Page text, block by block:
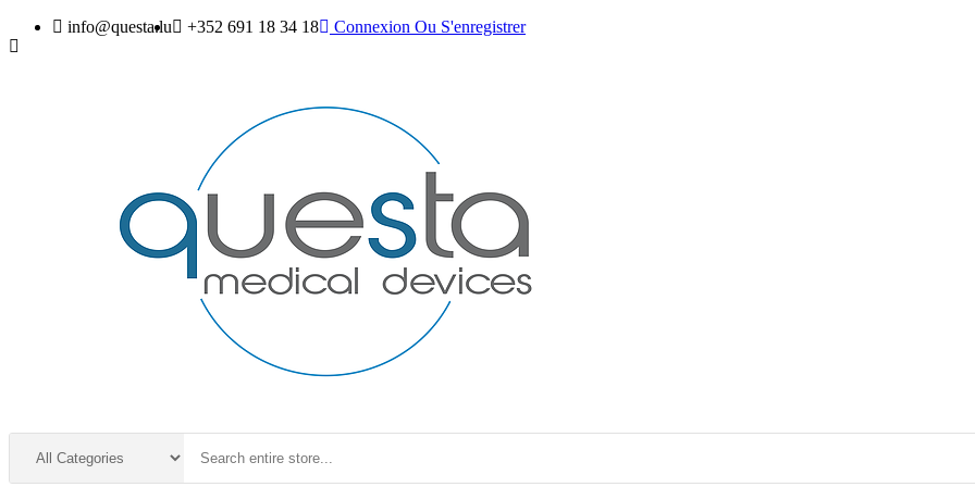
info@questa.lu +352 691 18 34 18 Connexion Ou S'enregistrer